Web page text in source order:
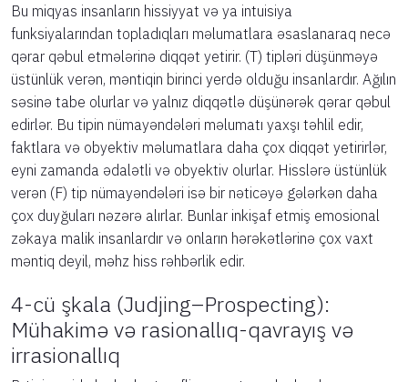
Bu miqyas insanların hissiyyat və ya intuisiya
funksiyalarından topladıqları məlumatlara əsaslanaraq necə
qərar qəbul etmələrinə diqqət yetirir. (T) tipləri düşünməyə
üstünlük verən, məntiqin birinci yerdə olduğu insanlardır. Ağılın
səsinə tabe olurlar və yalnız diqqətlə düşünərək qərar qəbul
edirlər. Bu tipin nümayəndələri məlumatı yaxşı təhlil edir,
faktlara və obyektiv məlumatlara daha çox diqqət yetirirlər,
eyni zamanda ədalətli və obyektiv olurlar. Hisslərə üstünlük
verən (F) tip nümayəndələri isə bir nəticəyə gələrkən daha
çox duyğuları nəzərə alırlar. Bunlar inkişaf etmiş emosional
zəkaya malik insanlardır və onların hərəkətlərinə çox vaxt
məntiq deyil, məhz hiss rəhbərlik edir.
4-cü şkala (Judjing–Prospecting):
Mühakimə və rasionallıq-qavrayış və
irrasionallıq